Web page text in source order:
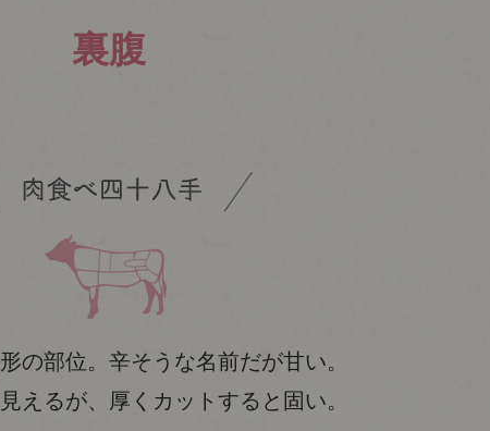
裏腹
の部位。辛そうな名前だが甘い。
えるが、厚くカットすると固い。